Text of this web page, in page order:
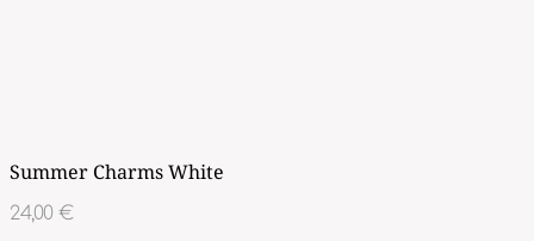
Summer Charms White
24,00 €